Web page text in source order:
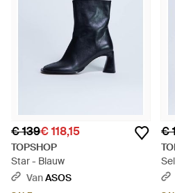
ideaal voor dames die graag hun
€ 139€ 118,15
TOPSHOP
Star - Blauw
VanASOS
€